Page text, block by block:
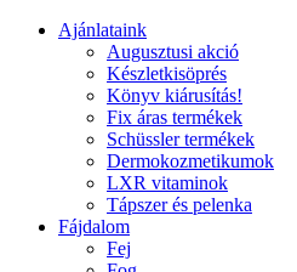
Ajánlataink
Augusztusi akció
Készletkisöprés
Könyv kiárusítás!
Fix áras termékek
Schüssler termékek
Dermokozmetikumok
LXR vitaminok
Tápszer és pelenka
Fájdalom
Fej